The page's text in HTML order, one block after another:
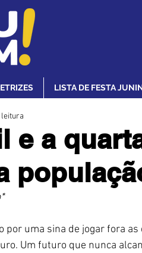
LISTA DE FESTA
e a
leitura
por uma sina de jogar fora
Um futuro que nunca